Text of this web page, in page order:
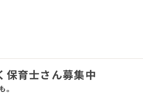
保育士さん募集中
。